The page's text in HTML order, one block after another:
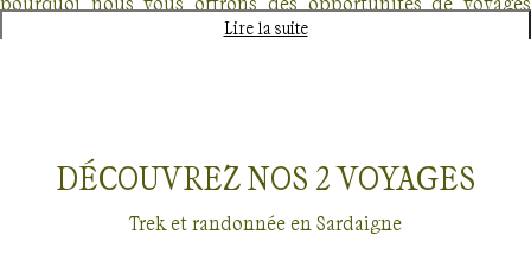
d'aventure en dernières minutes, parfaits pour les
avons le voyage qu'il vous faut.
Nos offres de dernières minutes comprennent des treks
Lire la suite
DÉCOUVREZ NOS 2VOYAGES
Trek et randonnée en Sardaigne